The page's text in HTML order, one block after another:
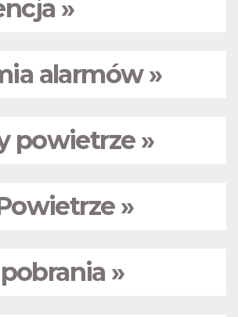
»
alarmów »
powietrze »
»
»